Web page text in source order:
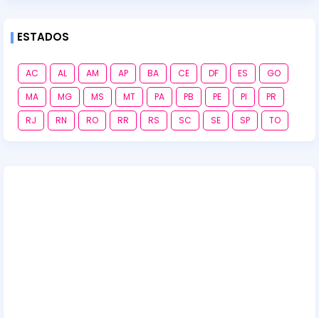
ESTADOS
AC AL AM AP BA CE DF ES
GO
MA
MG MS MT PA PB PE PI
PR
RJ
RN RO RR RS SC SE SP TO